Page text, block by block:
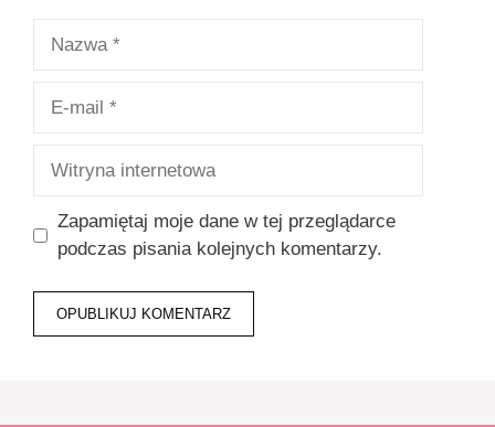
internetowa
Zapamiętaj moje dane w tej przeglądarce
podczas pisania kolejnych komentarzy.